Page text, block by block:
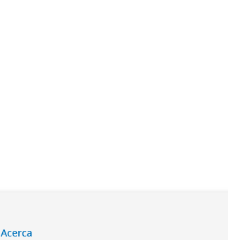
Acerca